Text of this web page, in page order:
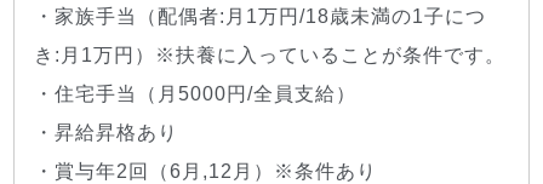
・家族手当（配偶者:月1万円/18歳未満の1子につ
き:月1万円）※扶養に入っていることが条件です。
・住宅手当（月5000円/全員支給）
・昇給昇格あり
・賞与年2回（6月,12月）※条件あり